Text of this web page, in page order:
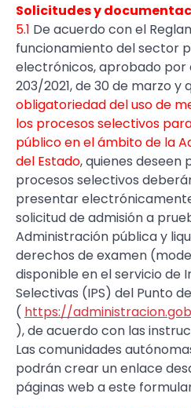
Solicitudes y
5.1 De acuerdo con el
funcionamiento del sector
electrónicos, aprobado por
203/2021, de 30 de marzo y
obligatoriedad del uso de
los procesos selectivos
público en el ámbito de la
del Estado, quienes deseen
procesos selectivos
presentar
solicitud de admisión a
Administración pública y
derechos de examen
disponible en el servicio de
Selectivas (IPS) del Punto
( https://
), de acuerdo con las
Las comunidades
podrán crear un enlace
páginas web a este